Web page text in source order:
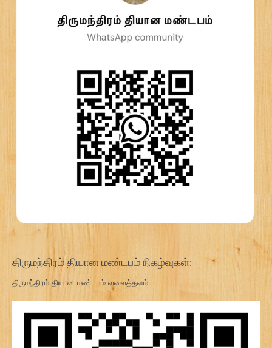
திருமந்திரம் தியான மண்டபம் நிகழ்வுகள்:
திருமந்திரம் தியான மண்டபம் வலைத்தளம்